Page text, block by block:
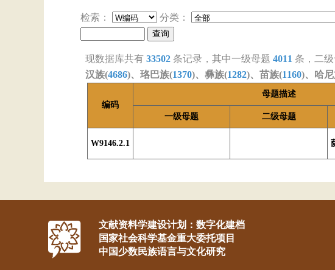
检索： 分类：
现数据库共有 33502 条记录，其中一级母题 4011 条，二
汉族(4686)、珞巴族(1370)、彝族(1282)、苗族(1160)、哈
编码
母题描述
一级母题 二级母题
W9146.2.1
文献资料学建设计划：数字化建档
国家社会科学基金重大委托项目
中国少数民族语言与文化研究